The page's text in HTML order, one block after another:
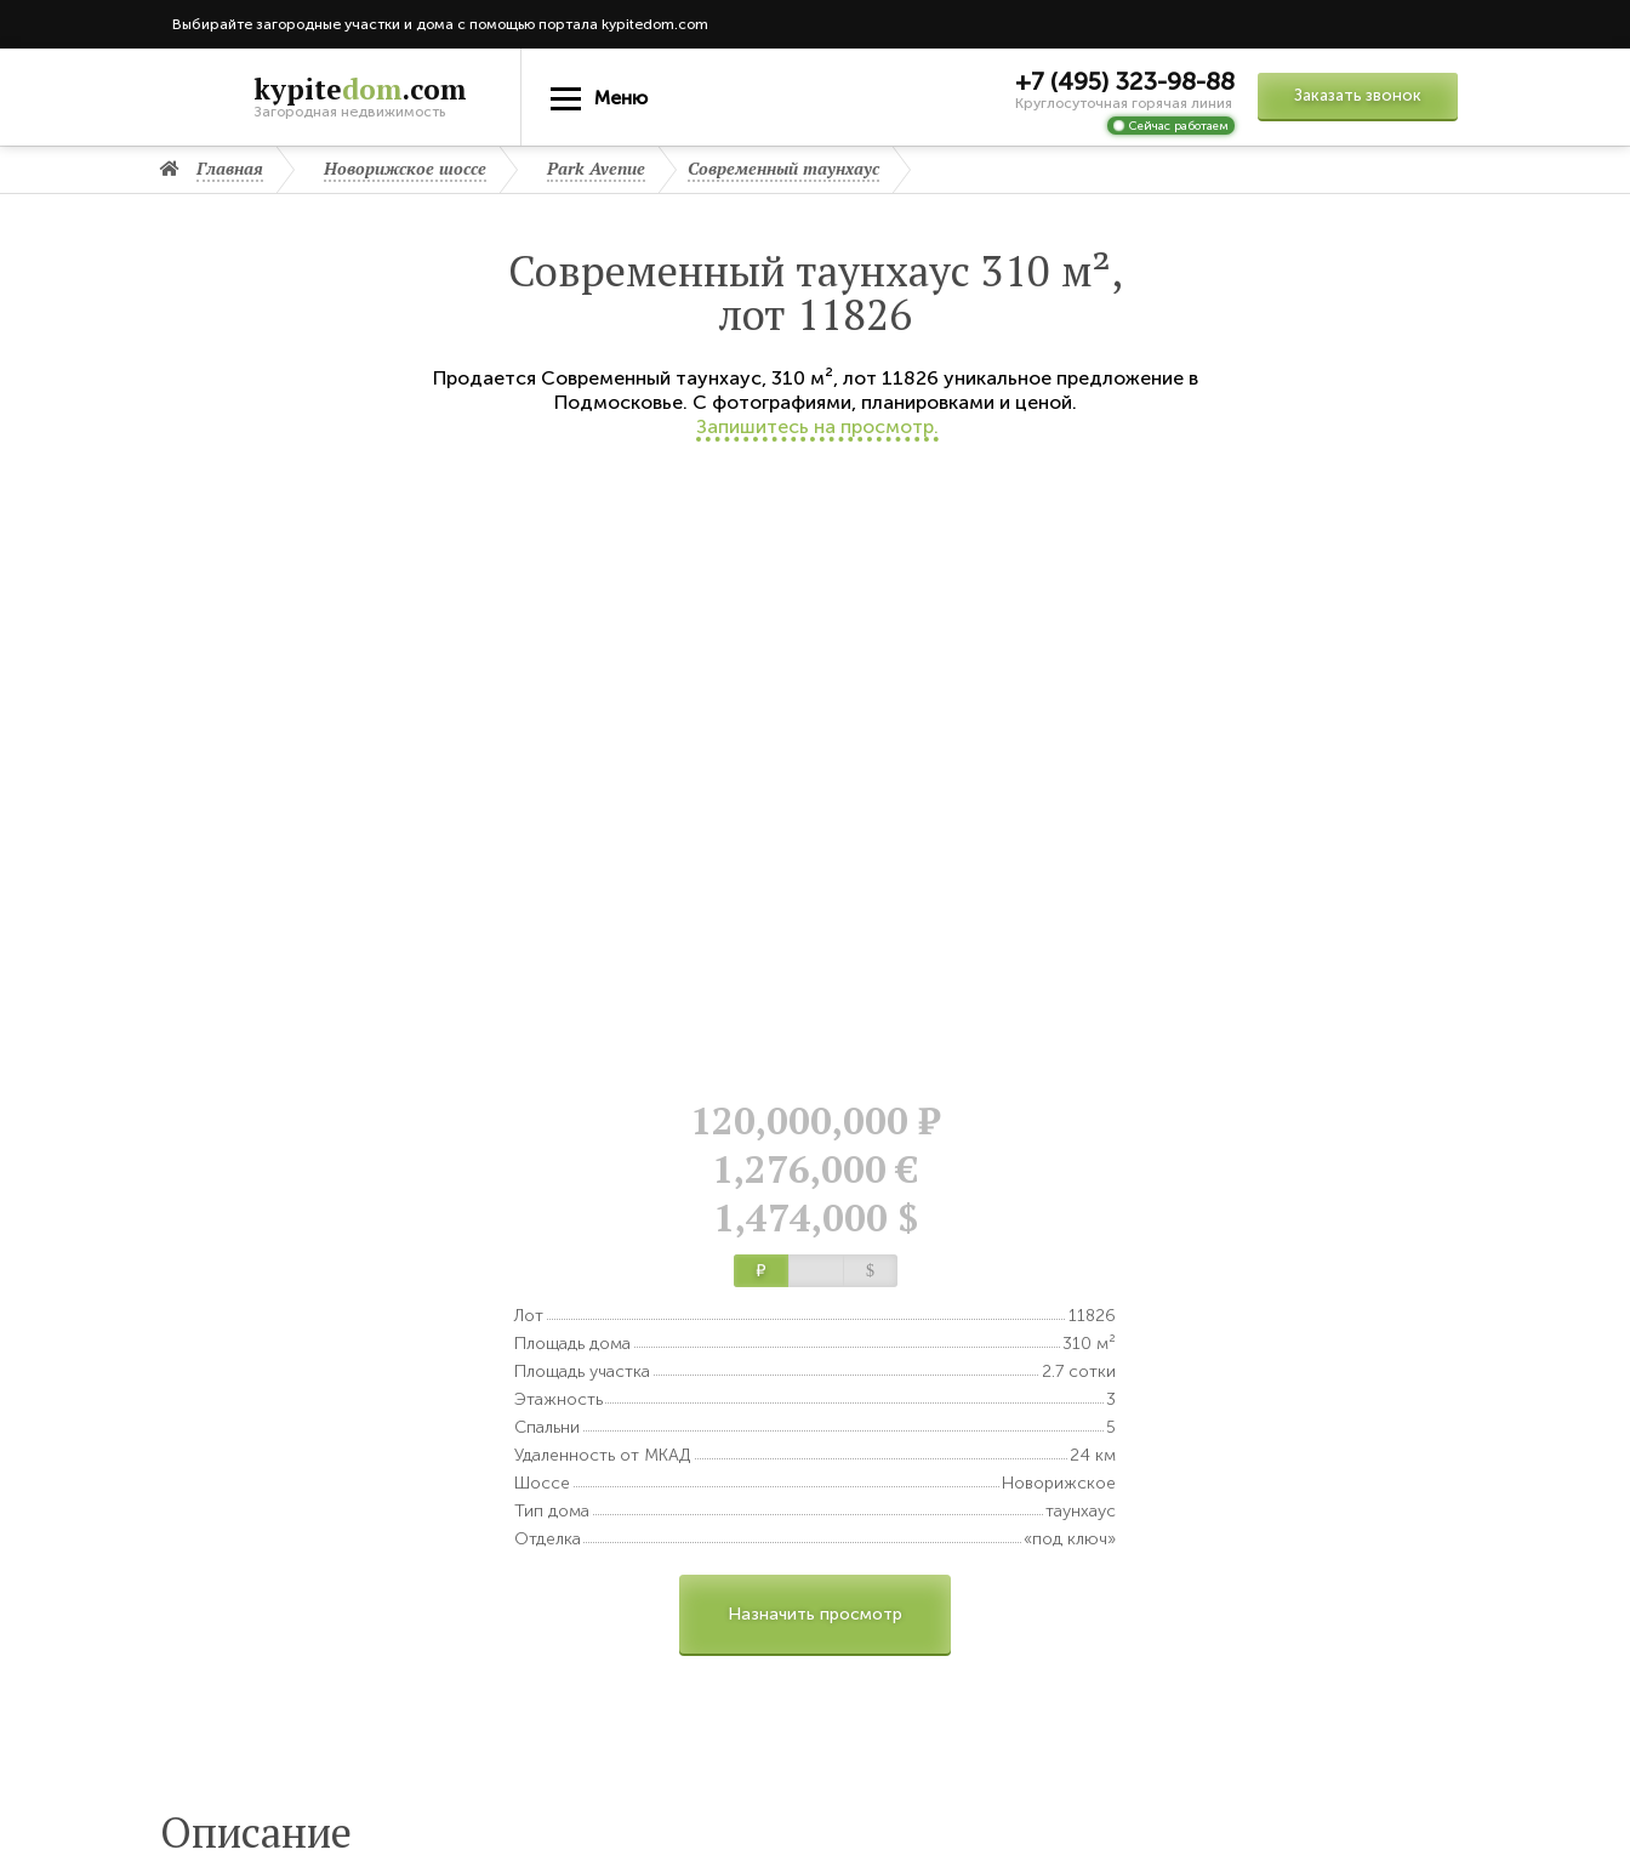
Выбирайте загородные участки и дома с помощью портала kypitedom.com
kypitedom.com
Загородная недвижимость
Меню
+7 (495) 323-98-88
Круглосуточная горячая линия
Сейчас работаем
Заказать звонок
Главная Новорижское шоссе Park Avenue Современный таунхаус
Современный таунхаус 310 м²,
лот 11826
Продается Современный таунхаус, 310 м², лот 11826 уникальное предложение в
Подмосковье. С фотографиями, планировками и ценой.
Запишитесь на просмотр.
120,000,000 Р
1,276,000 €
1,474,000 $
Р $
Лот
11826
Площадь дома
310 м²
Площадь участка
2.7 сотки
Этажность
3
Спальни
5
Удаленность от МКАД
24 км
Шоссе
Новорижское
Тип дома
таунхаус
Отделка
«под ключ»
Назначить просмотр
Описание